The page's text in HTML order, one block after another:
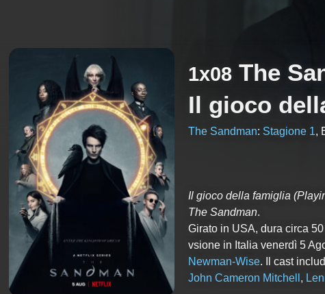
1x08 The
Il gioco
The Sandman: Stagione 1,
Il gioco della famiglia
The Sandman.
Girato in USA, dura circa
vsione in Italia venerdì 5
Newman-Wise. Il cast
John Cameron Mitchell ,